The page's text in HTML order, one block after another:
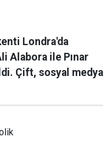
Londra'da
Alabora ile Pınar
Çift, sosyal medya